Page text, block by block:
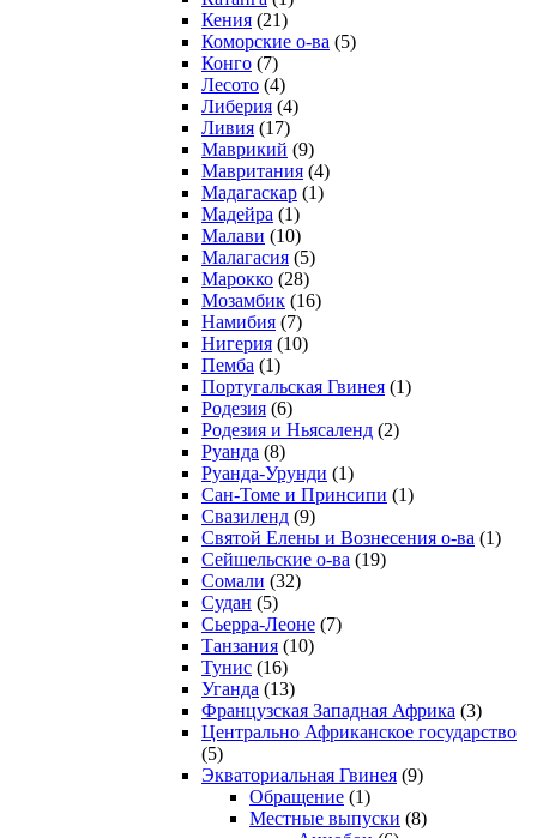
Кения (21)
Коморcкие о-ва (5)
Конго (7)
Лесото (4)
Либерия (4)
Ливия (17)
Маврикий (9)
Мавритания (4)
Мадагаскар (1)
Мадейра (1)
Малави (10)
Малагасия (5)
Марокко (28)
Мозамбик (16)
Намибия (7)
Нигерия (10)
Пемба (1)
Португальская Гвинея (1)
Родезия (6)
Родезия и Ньясаленд (2)
Руанда (8)
Руанда-Урунди (1)
Сан-Томе и Принсипи (1)
Свазиленд (9)
Святой Елены и Вознесения о-ва (1)
Сейшельские о-ва (19)
Сомали (32)
Судан (5)
Сьерра-Леоне (7)
Танзания (10)
Тунис (16)
Уганда (13)
Французская Западная Африка (3)
Центрально Африканское государство
(5)
Экваториальная Гвинея (9)
Обращение (1)
Местные выпуски (8)